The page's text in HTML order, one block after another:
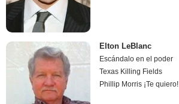
Elton LeBlanc
Escándalo en el poder
Texas Killing Fields
Phillip Morris ¡Te quiero!